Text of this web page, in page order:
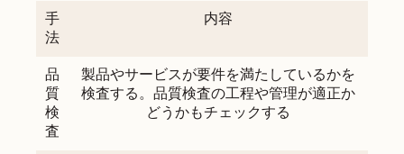
手
法
内容
品
質
検
査
製品やサービスが要件を満たしているかを
検査する。品質検査の工程や管理が適正か
どうかもチェックする